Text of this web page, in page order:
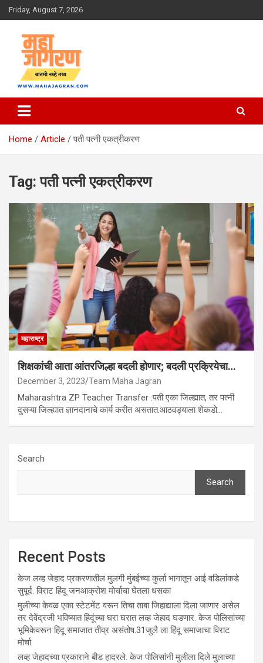
Skip
to
Friday, August 7, 2026
महा जागरण
Home Article पती पत्नी एकत्रीकरण
Tag:पती पत्नी एकत्रीकरण
महाराष्ट्र
शिक्षकांची आता आंतरजिल्हा बदली होणार; बदली प्रक्रियेचा…
December 3, 2023 Team Maha Jagran
Maharashtra ZP Teacher Transfer :पती एका जिल्ह्यात, तर पत्नी
दुसऱ्या जिल्ह्यात ज्ञानदानाचे कार्य करीत असतात.आठवड्याला शेकडो…
Search
Search
Recent Posts
केज लव्ह जेहाद प्रकरणातील मुलगी मुंबईच्या कुर्ला भागातून आई वडिलांकडे
सुपूर्द. विराट हिंदू जनआक्रोश मोर्चाचा घेतला धसका
मुलीच्या केवळ एका स्टेटमेंट वरून तिचा ताबा जिहाद्याला दिला जाणार असेल
तर देवेंद्रजी भविष्यात हिंदूंच्या घरा घरात लव्ह जेहाद घडणार. केज पोलिसांच्या
भूमिकेवरून हिंदू समाजात तीव्र असंतोष.31जुलै ला हिंदू समाजाचा विराट
मोर्चा.
लव्ह जेहादच्या प्रकाराने बीड हादरले. केज पोलिसांनी मुलीला दिले मुलाच्या